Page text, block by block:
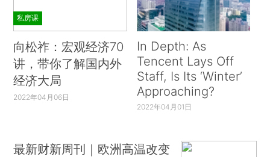
私房课
向松祚：宏观经济70
讲，带你了解国内外
经济大局
2022年04月06日
In Depth: As
Tencent Lays Off
Staff, Is Its ‘Winter’
Approaching?
2022年04月01日
最新财新周刊｜欧洲高温改变